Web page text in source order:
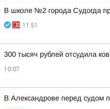
В школе №2 города Судогда
11:51
300 тысяч рублей отсудила
10:07
В Александрове перед судом